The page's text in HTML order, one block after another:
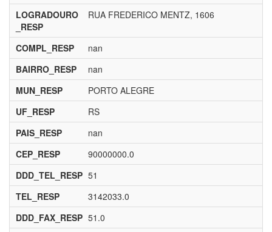
LOGRADOURO
_RESP
RUA FREDERICO MENTZ, 1606
COMPL_RESP
nan
BAIRRO_RESP
nan
MUN_RESP
PORTO ALEGRE
UF_RESP
RS
PAIS_RESP
nan
CEP_RESP
90000000.0
DDD_TEL_RESP 51
TEL_RESP
3142033.0
DDD_FAX_RESP 51.0